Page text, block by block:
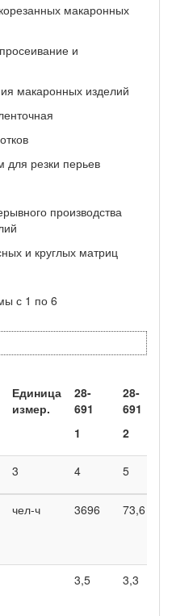
макаронных
и
макаронных изделий
для резки перьев
производства
и круглых матриц
с 1 по 6
Единица
измер.
28-
691
1
28-
691
2
3 4 5
чел-ч 3696 73,6
3,5 3,3